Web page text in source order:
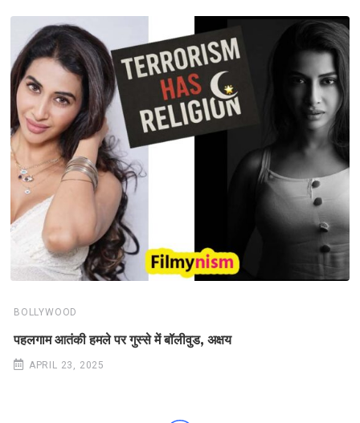
BOLLYWOOD
पहलगाम आतंकी हमले पर गुस्से में बॉलीवुड, अक्षय
APRIL 23, 2025